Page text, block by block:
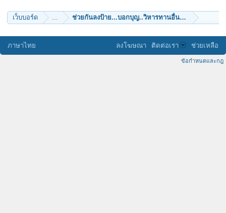
chibasusumu
panuddaice
porapatr
tai chi
ผ้าไตร
เว็บบอร์ด ... ช่วยกันลงป้าย...บอกบุญ..วิหารทานอื่นๆ.. เช่น สร้างอุ
ภาษาไทย ลงโฆษณา ติดต่อเรา ช่วยเหลือ
ข้อกำหนดและกฎ